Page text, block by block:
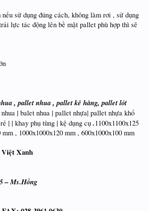
nếu sử dụng đúng cách, không làm rơi , sử dụng
lực tác động lên bề mặt pallet phù hợp thì sẽ
, pallet nhua , pallet kê hàng, pallet lót
| balet nhua | pallet nhựa| pallet nhựa khổ
| | khay phụ tùng | kệ dụng cụ .1100x1100x125
, 1000x1000x120 mm , 600x1000x100 mm
Xanh
– Ms.Hồng